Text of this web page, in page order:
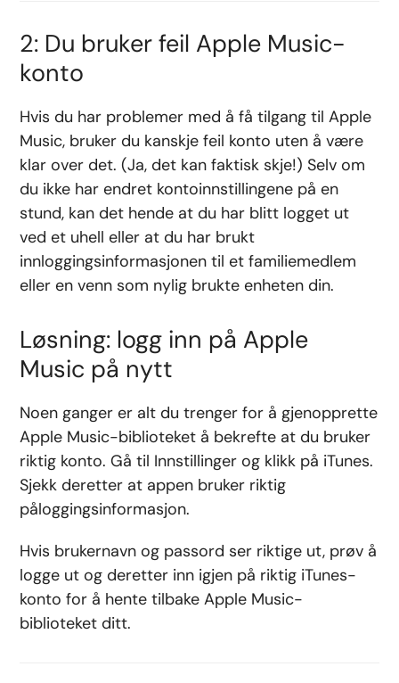
2: Du bruker feil Apple Music-
konto
Hvis du har problemer med å få tilgang til Apple
Music, bruker du kanskje feil konto uten å være
klar over det. (Ja, det kan faktisk skje!) Selv om
du ikke har endret kontoinnstillingene på en
stund, kan det hende at du har blitt logget ut
ved et uhell eller at du har brukt
innloggingsinformasjonen til et familiemedlem
eller en venn som nylig brukte enheten din.
Løsning: logg inn på Apple
Music på nytt
Noen ganger er alt du trenger for å gjenopprette
Apple Music-biblioteket å bekrefte at du bruker
riktig konto. Gå til Innstillinger og klikk på iTunes.
Sjekk deretter at appen bruker riktig
påloggingsinformasjon.
Hvis brukernavn og passord ser riktige ut, prøv å
logge ut og deretter inn igjen på riktig iTunes-
konto for å hente tilbake Apple Music-
biblioteket ditt.